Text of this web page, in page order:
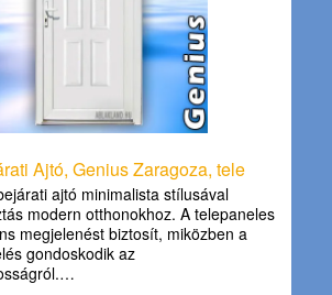
Ajtó, Genius Zaragoza, tele
ajtó minimalista stílusával
modern otthonokhoz. A telepaneles
megjelenést biztosít, miközben a
gondoskodik az